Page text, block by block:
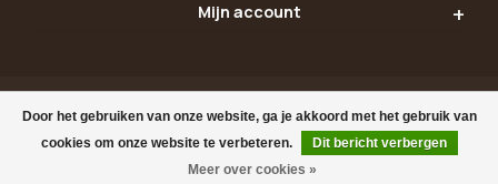
Door het gebruiken van onze website, ga je akkoord met het gebruik van
cookies om onze website te verbeteren.
Dit bericht verbergen
Meer over cookies »
Mijn account
© Copyright 2026 Mountains Flame